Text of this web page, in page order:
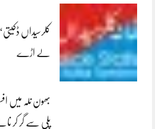
لے اڑے
بھون نلہ میں
پلی سے گر کر